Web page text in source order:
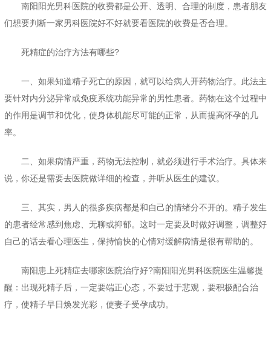
南阳阳光男科医院的收费都是公开、透明、合理的制度，患者朋友
们想要判断一家男科医院好不好就要看医院的收费是否合理。
死精症的治疗方法有哪些?
一、如果知道精子死亡的原因，就可以给病人开药物治疗。此法主
要针对内分泌异常或免疫系统功能异常的男性患者。药物在这个过程中
的作用是调节和优化，使身体机能尽可能的正常，从而提高怀孕的几
率。
二、如果病情严重，药物无法控制，就必须进行手术治疗。具体来
说，你还是需要去医院做详细的检查，并听从医生的建议。
三、其实，男人的很多疾病都是和自己的情绪分不开的。精子发生
的患者经常感到焦虑、无聊或抑郁。这时一定要及时做好调整，调整好
自己的话去看心理医生，保持愉快的心情对缓解病情是很有帮助的。
南阳患上死精症去哪家医院治疗好?南阳阳光男科医院医生温馨提
醒：出现死精子后，一定要端正心态，不要过于悲观，要积极配合治
疗，使精子早日焕发光彩，使妻子受孕成功。